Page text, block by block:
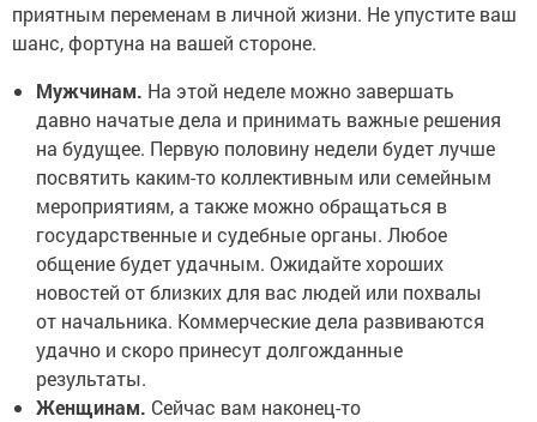
приятным переменам в личной жизни. Не упустите ваш
шанс, фортуна на вашей стороне.
Мужчинам. На этой неделе можно завершать
давно начатые дела и принимать важные решения
на будущее. Первую половину недели будет лучше
посвятить каким-то коллективным или семейным
мероприятиям, а также можно обращаться в
государственные и судебные органы. Любое
общение будет удачным. Ожидайте хороших
новостей от близких для вас людей или похвалы
от начальника. Коммерческие дела развиваются
удачно и скоро принесут долгожданные
результаты.
Женщинам. Сейчас вам наконец-то